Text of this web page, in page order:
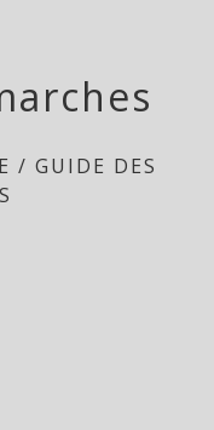
/ GUIDE DES